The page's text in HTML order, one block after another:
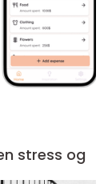
stress og